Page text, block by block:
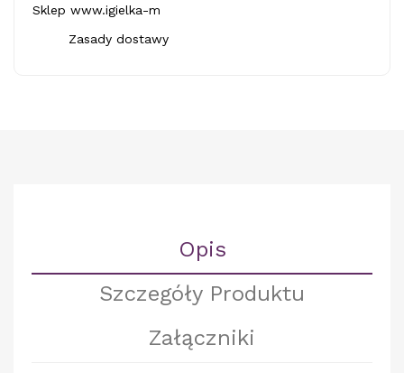
Sklep www.igielka-m
Zasady dostawy
Opis
Szczegóły Produktu
Załączniki